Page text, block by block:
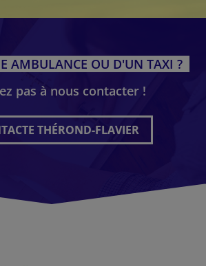
AMBULANCE OU D'UN TAXI ?
pas à nous contacter !
THÉROND-FLAVIER